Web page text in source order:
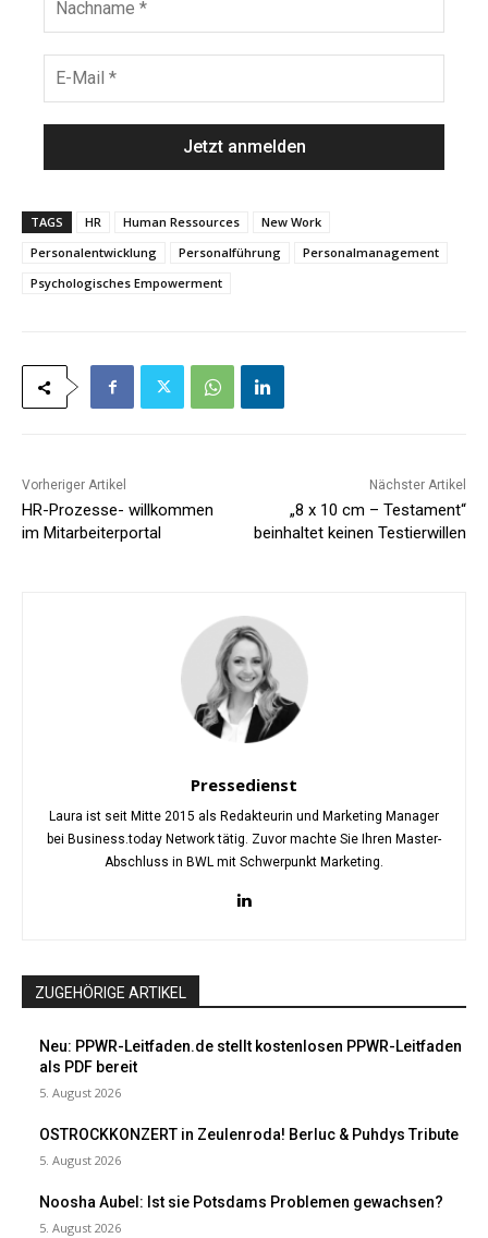
m
c
h
a
M
a
l
TAGS HR Human Ressources
New Work
Personalentwicklung
Personalführung
Personalmanagement
Psychologisches Empowerment
Vorheriger Artikel
HR-Prozesse- willkommen
im Mitarbeiterportal
Nächster Artikel
„8 x 10 cm – Testament“
beinhaltet keinen Testierwillen
Pressedienst
Laura ist seit Mitte 2015 als Redakteurin und Marketing Manager
bei Business.today Network tätig. Zuvor machte Sie Ihren Master-
Abschluss in BWL mit Schwerpunkt Marketing.
ZUGEHÖRIGE ARTIKEL
Neu: PPWR-Leitfaden.de stellt kostenlosen PPWR-Leitfaden
als PDF bereit
5. August 2026
OSTROCKKONZERT in Zeulenroda! Berluc & Puhdys Tribute
5. August 2026
Noosha Aubel: Ist sie Potsdams Problemen gewachsen?
5. August 2026